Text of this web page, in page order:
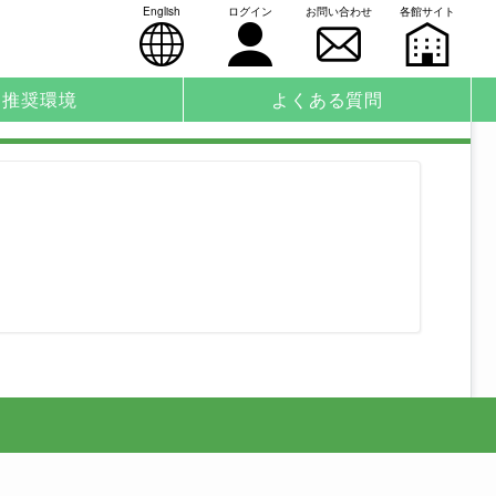
English ログイン お問い合わせ 各館サイト
推奨環境 よくある質問